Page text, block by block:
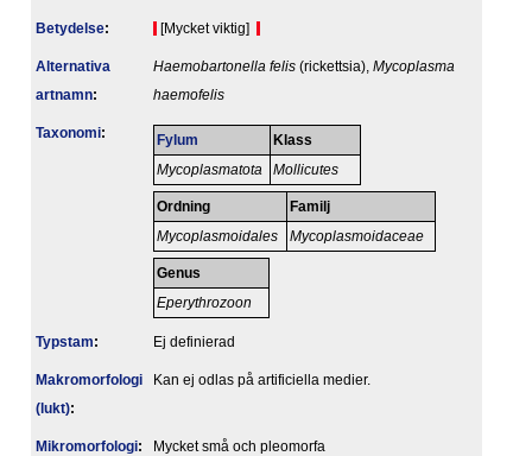
Betydelse: [Mycket viktig]
Alternativa
artnamn:
Haemobartonella felis (rickettsia), Mycoplasma
haemofelis
Taxonomi: Fylum
Mycoplasmatota
Klass
Mollicutes
Ordning
Mycoplasmoidales
Familj
Mycoplasmoidaceae
Genus
Eperythrozoon
Typstam: Ej definierad
Makromorfologi
(lukt):
Kan ej odlas på artificiella medier.
Mikromorfologi: Mycket små och pleomorfa